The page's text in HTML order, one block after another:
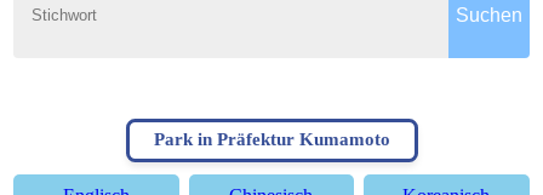
Park in Präfektur Kumamoto